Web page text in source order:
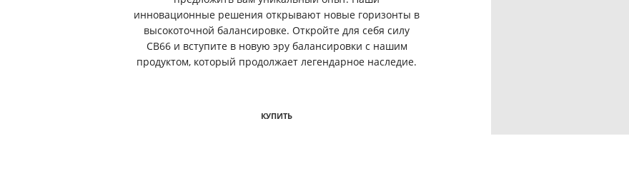
инновационные решения открывают новые горизонты в
высокоточной балансировке. Откройте для себя силу
CB66 и вступите в новую эру балансировки с нашим
продуктом, который продолжает легендарное наследие.
КУПИТЬ